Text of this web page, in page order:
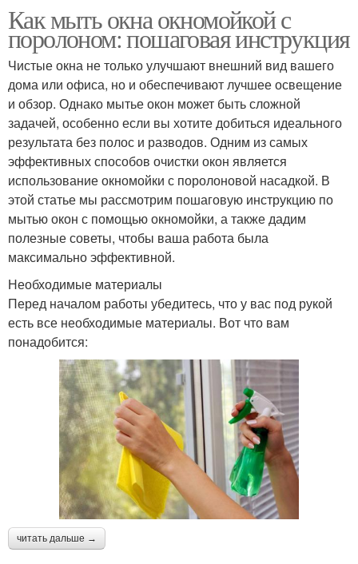
Как мыть окна окномойкой с
поролоном: пошаговая инструкция
Чистые окна не только улучшают внешний вид вашего
дома или офиса, но и обеспечивают лучшее освещение
и обзор. Однако мытье окон может быть сложной
задачей, особенно если вы хотите добиться идеального
результата без полос и разводов. Одним из самых
эффективных способов очистки окон является
использование окномойки с поролоновой насадкой. В
этой статье мы рассмотрим пошаговую инструкцию по
мытью окон с помощью окномойки, а также дадим
полезные советы, чтобы ваша работа была
максимально эффективной.
Необходимые материалы
Перед началом работы убедитесь, что у вас под рукой
есть все необходимые материалы. Вот что вам
понадобится:
читать дальше →